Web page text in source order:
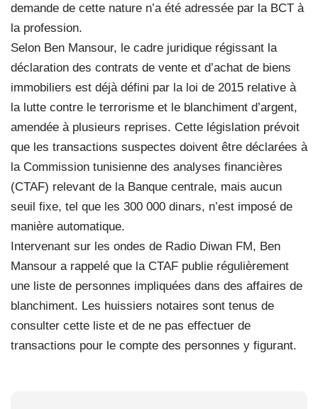
demande de cette nature n’a été adressée par la BCT à
la profession.
Selon Ben Mansour, le cadre juridique régissant la
déclaration des contrats de vente et d’achat de biens
immobiliers est déjà défini par la loi de 2015 relative à
la lutte contre le terrorisme et le blanchiment d’argent,
amendée à plusieurs reprises. Cette législation prévoit
que les transactions suspectes doivent être déclarées à
la Commission tunisienne des analyses financières
(CTAF) relevant de la Banque centrale, mais aucun
seuil fixe, tel que les 300 000 dinars, n’est imposé de
manière automatique.
Intervenant sur les ondes de Radio Diwan FM, Ben
Mansour a rappelé que la CTAF publie régulièrement
une liste de personnes impliquées dans des affaires de
blanchiment. Les huissiers notaires sont tenus de
consulter cette liste et de ne pas effectuer de
transactions pour le compte des personnes y figurant.